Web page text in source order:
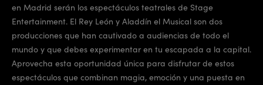
en Madrid serán los espectáculos teatrales de Stage
Entertainment. El Rey León y Aladdín el Musical son dos
producciones que han cautivado a audiencias de todo el
mundo y que debes experimentar en tu escapada a la capital.
Aprovecha esta oportunidad única para disfrutar de estos
espectáculos que combinan magia, emoción y una puesta en